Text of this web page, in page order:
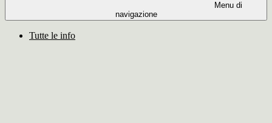
Menu di
navigazione
Tutte le info